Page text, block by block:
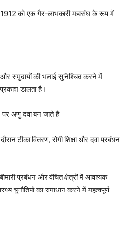
1912 को एक गैर-लाभकारी महासंघ के रूप में
और समुदायों की भलाई सुनिश्चित करने में
डालता है।
पर अणु दवा बन जाते हैं
टीका वितरण, रोगी शिक्षा और दवा प्रबंधन
बीमारी प्रबंधन और वंचित क्षेत्रों में आवश्यक
चुनौतियों का समाधान करने में महत्वपूर्ण